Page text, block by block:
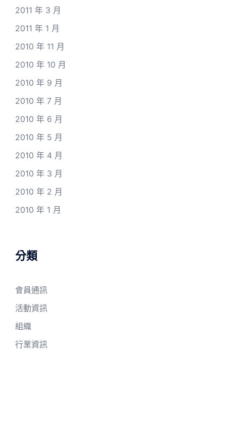
2011 年 3 月
2011 年 1 月
2010 年 11 月
2010 年 10 月
2010 年 9 月
2010 年 7 月
2010 年 6 月
2010 年 5 月
2010 年 4 月
2010 年 3 月
2010 年 2 月
2010 年 1 月
分類
會員通訊
活動資訊
組織
行業資訊